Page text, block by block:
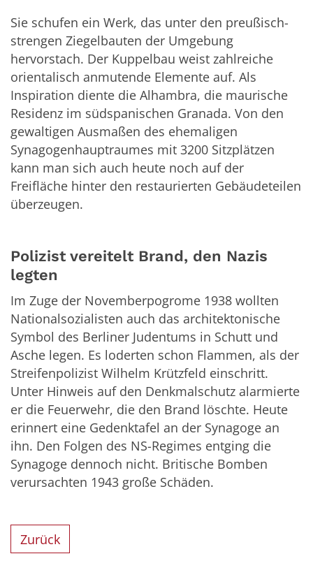
Sie schufen ein Werk, das unter den preußisch-
strengen Ziegelbauten der Umgebung
hervorstach. Der Kuppelbau weist zahlreiche
orientalisch anmutende Elemente auf. Als
Inspiration diente die Alhambra, die maurische
Residenz im südspanischen Granada. Von den
gewaltigen Ausmaßen des ehemaligen
Synagogenhauptraumes mit 3200 Sitzplätzen
kann man sich auch heute noch auf der
Freifläche hinter den restaurierten Gebäudeteilen
überzeugen.
Polizist vereitelt Brand, den Nazis
legten
Im Zuge der Novemberpogrome 1938 wollten
Nationalsozialisten auch das architektonische
Symbol des Berliner Judentums in Schutt und
Asche legen. Es loderten schon Flammen, als der
Streifenpolizist Wilhelm Krützfeld einschritt.
Unter Hinweis auf den Denkmalschutz alarmierte
er die Feuerwehr, die den Brand löschte. Heute
erinnert eine Gedenktafel an der Synagoge an
ihn. Den Folgen des NS-Regimes entging die
Synagoge dennoch nicht. Britische Bomben
verursachten 1943 große Schäden.
Zurück